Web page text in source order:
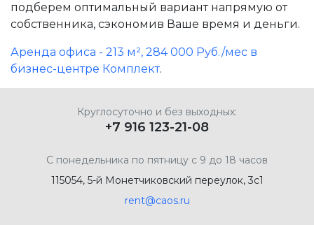
подберем оптимальный вариант напрямую от
собственника, сэкономив Ваше время и деньги.
Аренда офиса - 213 м², 284 000 Руб./мес в
бизнес-центре Комплект.
Круглосуточно и без выходных:
+7 916 123-21-08
С понедельника по пятницу с 9 до 18 часов
115054, 5-й Монетчиковский переулок, 3с1
rent@caos.ru